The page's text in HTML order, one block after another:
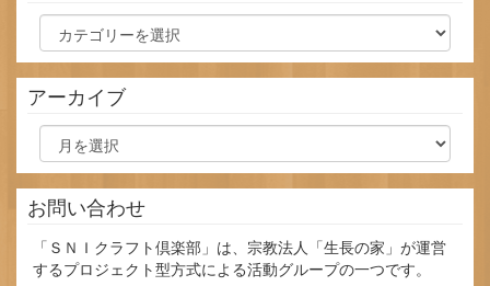
ゴ
リアーカイブ
イ
ブお問い合わせ
「ＳＮＩクラフト倶楽部」は、宗教法人「生長の家」が運営
するプロジェクト型方式による活動グループの一つです。